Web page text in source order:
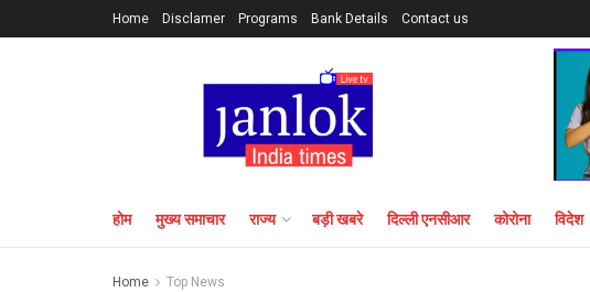
Home Disclamer Programs Bank Details Contact us
होम मुख्य समाचार राज्य बड़ी खबरे दिल्ली एनसीआर कोरोना विदेश
Home Top News